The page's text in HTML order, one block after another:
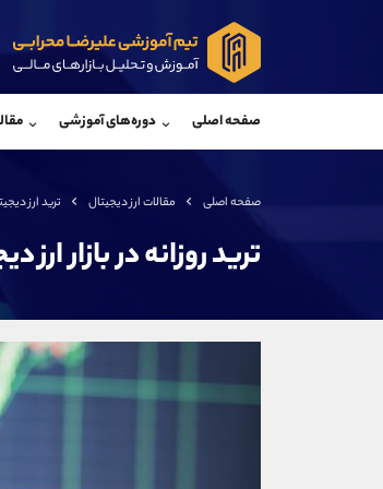
صفحه اصلی دوره‌های آموزشی
صفحه اصلی مقالات ارز دیجیتال ترید ارز
ترید روزانه در بازار
@Armteam_admin_por
تلفن